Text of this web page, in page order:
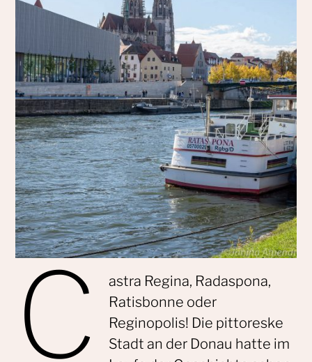
C
astra Regina, Radaspona,
Ratisbonne oder
Reginopolis! Die pittoreske
Stadt an der Donau hatte im